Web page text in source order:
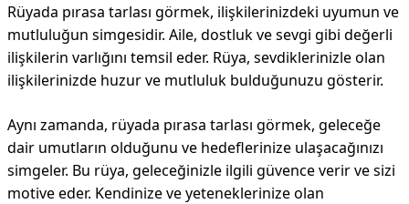
Rüyada pırasa tarlası görmek, ilişkilerinizdeki uyumun ve
mutluluğun simgesidir. Aile, dostluk ve sevgi gibi değerli
ilişkilerin varlığını temsil eder. Rüya, sevdiklerinizle olan
ilişkilerinizde huzur ve mutluluk bulduğunuzu gösterir.
Aynı zamanda, rüyada pırasa tarlası görmek, geleceğe
dair umutların olduğunu ve hedeflerinize ulaşacağınızı
simgeler. Bu rüya, geleceğinizle ilgili güvence verir ve sizi
motive eder. Kendinize ve yeteneklerinize olan